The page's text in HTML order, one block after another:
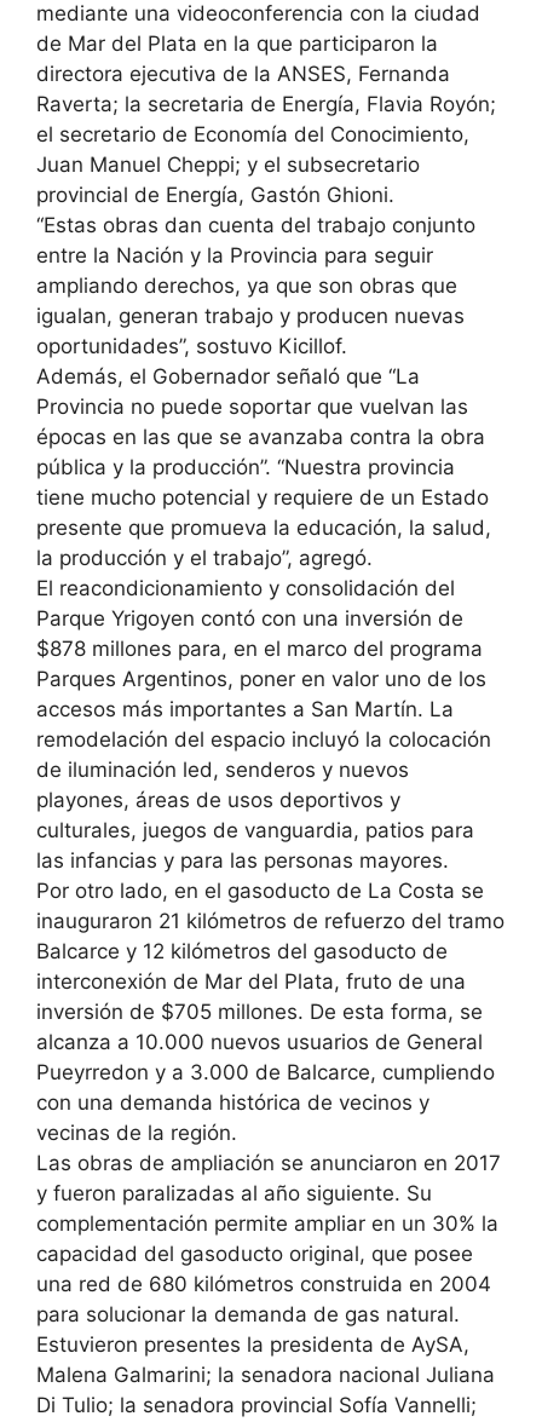
mediante una videoconferencia con la ciudad
de Mar del Plata en la que participaron la
directora ejecutiva de la ANSES, Fernanda
Raverta; la secretaria de Energía, Flavia Royón;
el secretario de Economía del Conocimiento,
Juan Manuel Cheppi; y el subsecretario
provincial de Energía, Gastón Ghioni.
“Estas obras dan cuenta del trabajo conjunto
entre la Nación y la Provincia para seguir
ampliando derechos, ya que son obras que
igualan, generan trabajo y producen nuevas
oportunidades”, sostuvo Kicillof.
Además, el Gobernador señaló que “La
Provincia no puede soportar que vuelvan las
épocas en las que se avanzaba contra la obra
pública y la producción”. “Nuestra provincia
tiene mucho potencial y requiere de un Estado
presente que promueva la educación, la salud,
la producción y el trabajo”, agregó.
El reacondicionamiento y consolidación del
Parque Yrigoyen contó con una inversión de
$878 millones para, en el marco del programa
Parques Argentinos, poner en valor uno de los
accesos más importantes a San Martín. La
remodelación del espacio incluyó la colocación
de iluminación led, senderos y nuevos
playones, áreas de usos deportivos y
culturales, juegos de vanguardia, patios para
las infancias y para las personas mayores.
Por otro lado, en el gasoducto de La Costa se
inauguraron 21 kilómetros de refuerzo del tramo
Balcarce y 12 kilómetros del gasoducto de
interconexión de Mar del Plata, fruto de una
inversión de $705 millones. De esta forma, se
alcanza a 10.000 nuevos usuarios de General
Pueyrredon y a 3.000 de Balcarce, cumpliendo
con una demanda histórica de vecinos y
vecinas de la región.
Las obras de ampliación se anunciaron en 2017
y fueron paralizadas al año siguiente. Su
complementación permite ampliar en un 30% la
capacidad del gasoducto original, que posee
una red de 680 kilómetros construida en 2004
para solucionar la demanda de gas natural.
Estuvieron presentes la presidenta de AySA,
Malena Galmarini; la senadora nacional Juliana
Di Tulio; la senadora provincial Sofía Vannelli;